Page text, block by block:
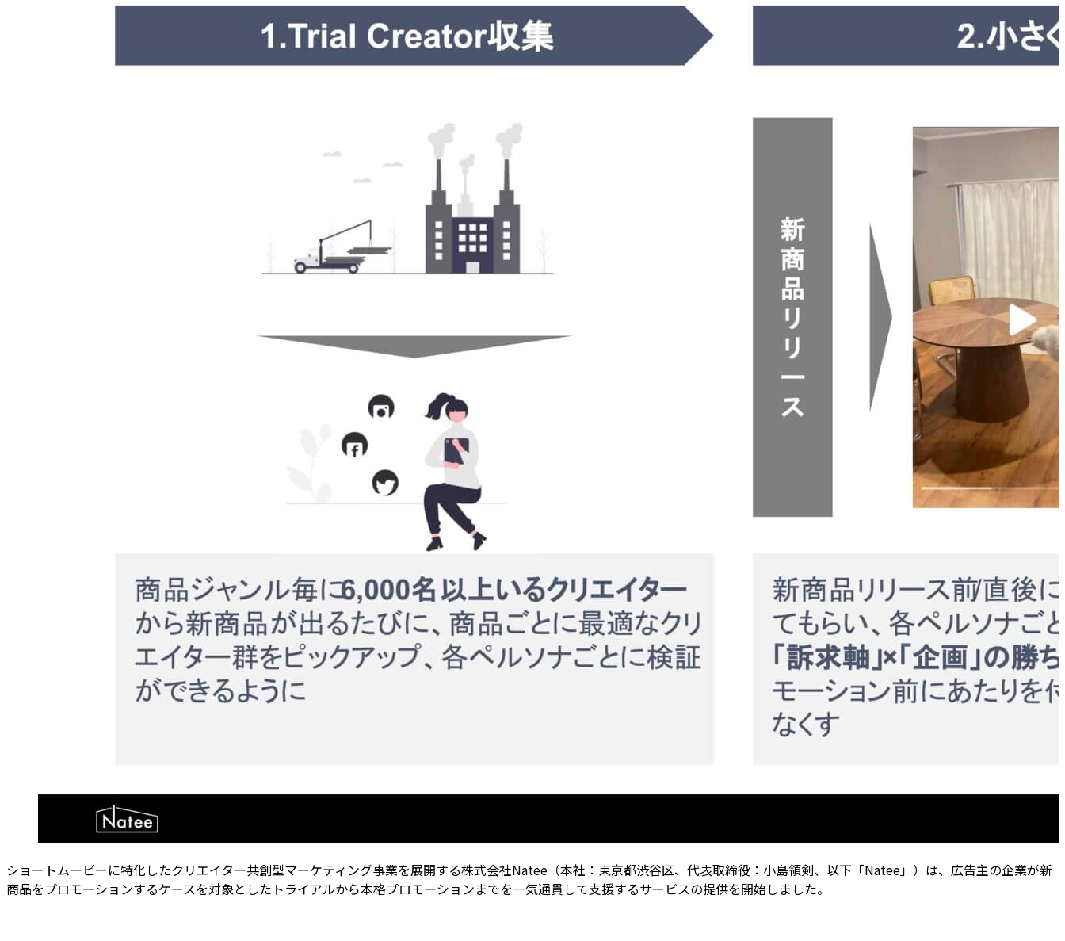
ショートムービーに特化したクリエイター共創型マーケティング事業を展開する株式会社Natee（本社：東京都渋谷区、代表取締役：小島領剣、以下「Natee」）は、広告主の企業が新
商品をプロモーションするケースを対象としたトライアルから本格プロモーションまでを一気通貫して支援するサービスの提供を開始しました。